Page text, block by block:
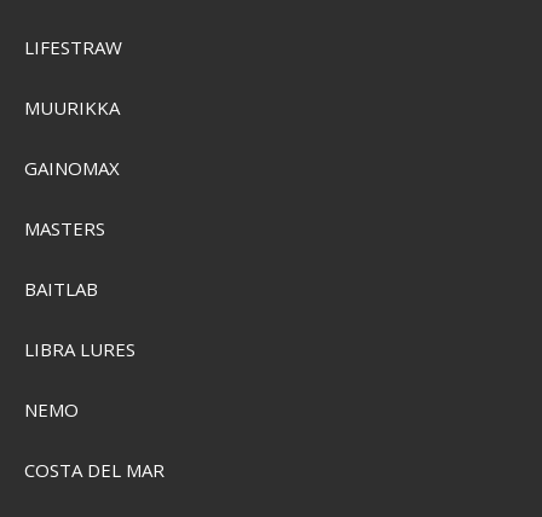
Grundéns CrossCurrent Boat Shoe
SEK 1.087,00
LIFESTRAW
MUURIKKA
GAINOMAX
MASTERS
BAITLAB
LIBRA LURES
NEMO
COSTA DEL MAR